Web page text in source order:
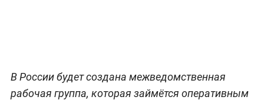
В России будет создана межведомственная
рабочая группа, которая займётся оперативным